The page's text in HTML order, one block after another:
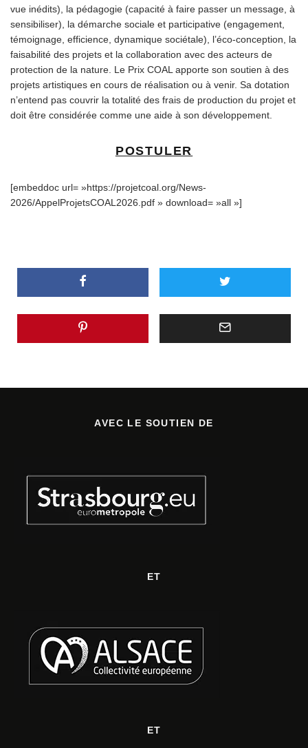
vue inédits), la pédagogie (capacité à faire passer un message, à
sensibiliser), la démarche sociale et participative (engagement,
témoignage, efficience, dynamique sociétale), l’éco-conception, la
faisabilité des projets et la collaboration avec des acteurs de
protection de la nature. Le Prix COAL apporte son soutien à des
projets artistiques en cours de réalisation ou à venir. Sa dotation
n’entend pas couvrir la totalité des frais de production du projet et
doit être considérée comme une aide à son développement.
POSTULER
[embeddoc url= »https://projetcoal.org/News-
2026/AppelProjetsCOAL2026.pdf » download= »all »]
AVEC LE SOUTIEN DE
ET
ET